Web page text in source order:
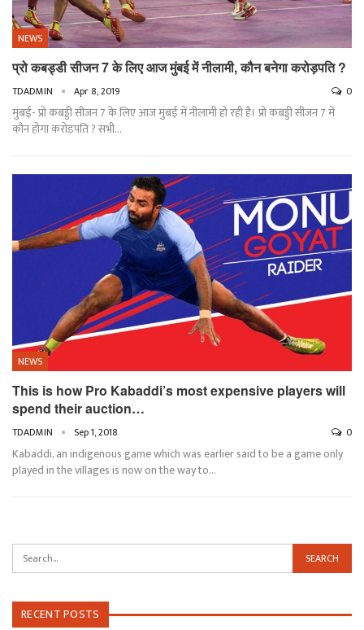
NEWS
प्रो कबड्डी सीजन 7 के लिए आज मुंबई में नीलामी, कौन बनेगा करोड़पति ?
TDADMIN Apr 8, 2019 0
मुंबई- प्रो कबड्डी सीजन 7 के लिए आज मुंबई में नीलामी हो रही है। प्रो कबड्डी सीजन 7 में
कौन होगा करोड़पति ? सभी…
NEWS
This is how Pro Kabaddi’s most expensive players will
spend their auction…
TDADMIN Sep 1, 2018 0
Kabaddi, an indigenous game which was earlier said to be a game only
played in the villages is now on the way to…
RECENT POSTS